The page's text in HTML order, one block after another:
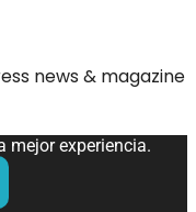
news & magazine
mejor experiencia.